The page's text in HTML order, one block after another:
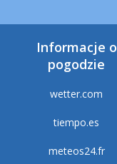
Informacje o
pogodzie
wetter.com
tiempo.es
meteos24.fr